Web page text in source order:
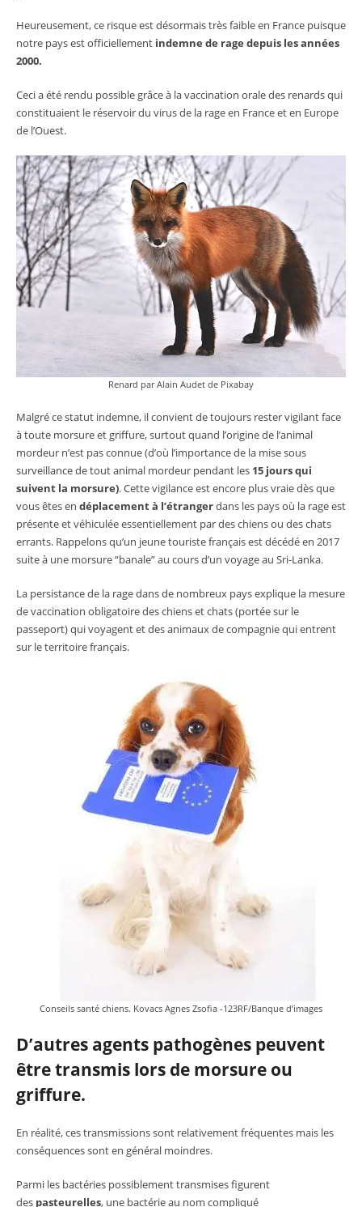
Heureusement, ce risque est désormais très faible en France puisque
notre pays est officiellement indemne de rage depuis les années
2000.
Ceci a été rendu possible grâce à la vaccination orale des renards qui
constituaient le réservoir du virus de la rage en France et en Europe
de l’Ouest.
Renard par Alain Audet de Pixabay
Malgré ce statut indemne, il convient de toujours rester vigilant face
à toute morsure et griffure, surtout quand l’origine de l’animal
mordeur n’est pas connue (d’où l’importance de la mise sous
surveillance de tout animal mordeur pendant les 15 jours qui
suivent la morsure). Cette vigilance est encore plus vraie dès que
vous êtes en déplacement à l’étrangerdans les pays où la rage est
présente et véhiculée essentiellement par des chiens ou des chats
errants. Rappelons qu’un jeune touriste français est décédé en 2017
suite à une morsure “banale” au cours d’un voyage au Sri-Lanka.
La persistance de la rage dans de nombreux pays explique la mesure
de vaccination obligatoire des chiens et chats (portée sur le
passeport) qui voyagent et des animaux de compagnie qui entrent
sur le territoire français.
Conseils santé chiens. Kovacs Agnes Zsofia -123RF/Banque d’images
D’autres agents pathogènes peuvent
être transmis lors de morsure ou
griffure.
En réalité, ces transmissions sont relativement fréquentes mais les
conséquences sont en général moindres.
Parmi les bactéries possiblement transmises figurent
des pasteurelles, une bactérie au nom compliqué